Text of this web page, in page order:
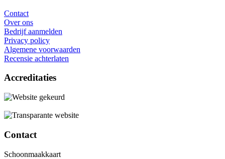
Contact
Over ons
Bedrijf aanmelden
Privacy policy
Algemene voorwaarden
Recensie achterlaten
Accreditaties
Contact
Schoonmaakkaart